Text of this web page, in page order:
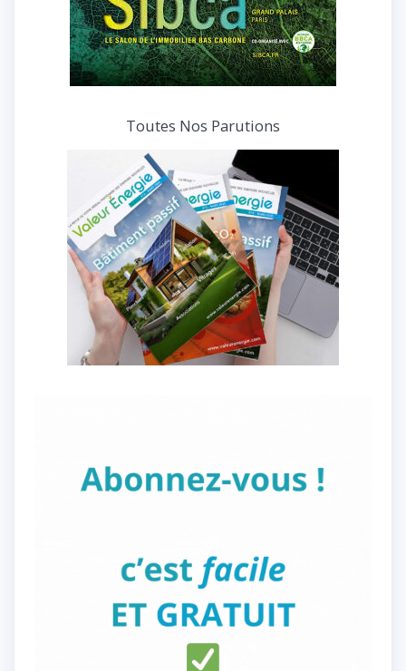
Toutes Nos Parutions